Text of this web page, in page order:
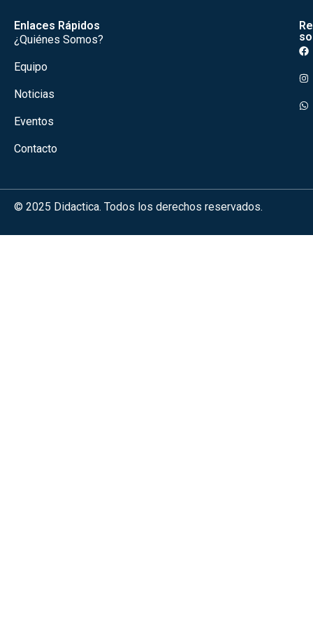
Enlaces Rápidos
¿Quiénes Somos?
Equipo
Noticias
Eventos
Contacto
© 2025 Didactica. Todos los derechos reservados.